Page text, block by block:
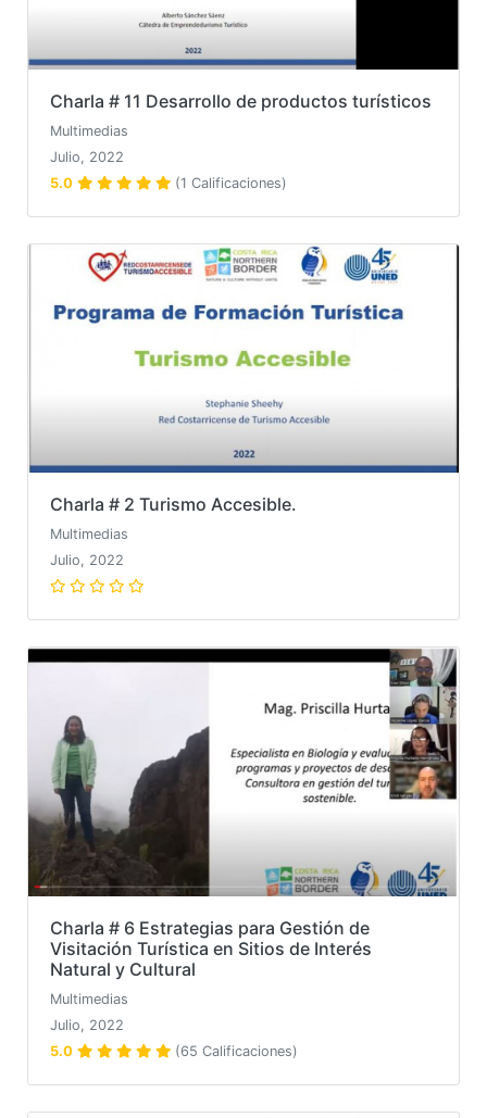
Charla # 11 Desarrollo de productos turísticos
Multimedias
Julio, 2022
5.0
(1 Calificaciones)
Charla # 2 Turismo Accesible.
Multimedias
Julio, 2022
Charla # 6 Estrategias para Gestión de
Visitación Turística en Sitios de Interés
Natural y Cultural
Multimedias
Julio, 2022
5.0
(65 Calificaciones)